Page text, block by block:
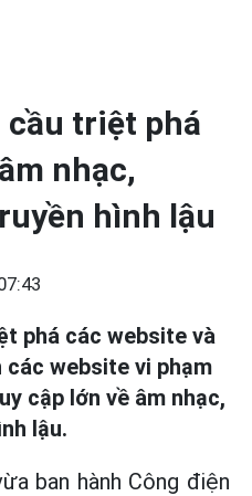
triệt phá
nhạc,
hình lậu
phá các website và
website vi phạm
cập lớn về âm nhạc,
lậu.
ban hành Công điện